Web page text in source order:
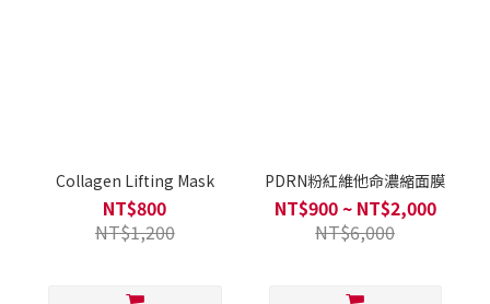
Collagen Lifting Mask
NT$800
NT$1,200
PDRN粉紅維他命濃縮面膜
NT$900 ~ NT$2,000
NT$6,000